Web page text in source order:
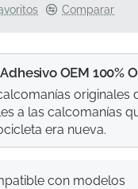
Comparar
con modelos
Adhesivo OEM 100%
originales
a las calcomanías
era nueva.